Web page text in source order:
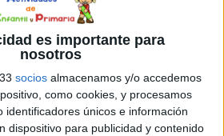
es importante para
nosotros
socios almacenamos y/o accedemos
como cookies, y procesamos
identificadores únicos e información
dispositivo para publicidad y contenido